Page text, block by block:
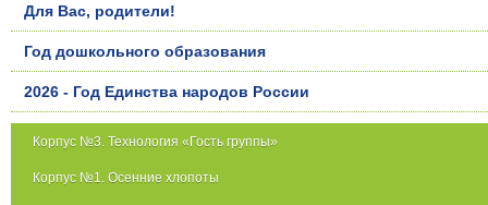
Для Вас, родители!
Год дошкольного образования
2026 - Год Единства народов России
Корпус №3. Технология «Гость группы»
Корпус №1. Осенние хлопоты